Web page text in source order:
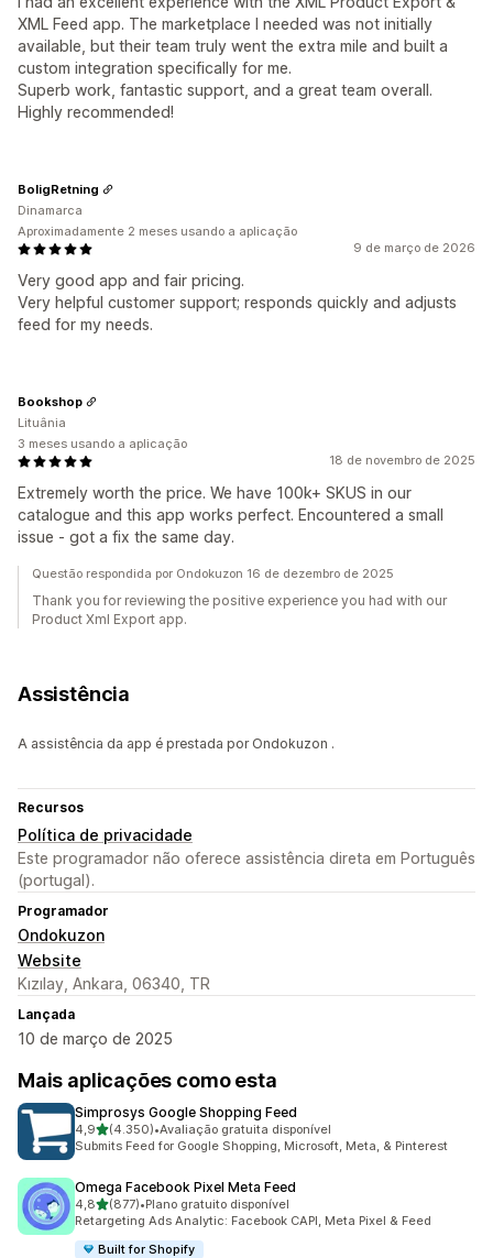
XML Feed app. The marketplace I needed was not initially
available, but their team truly went the extra mile and built a
custom integration specifically for me.
Superb work, fantastic support, and a great team overall.
Highly recommended!
9 de março de 2026
Very good app and fair pricing.
Very helpful customer support; responds quickly and adjusts
feed for my needs.
BoligRetning
Dinamarca
Aproximadamente 2 meses usando a aplicação
18 de novembro de 2025
Extremely worth the price. We have 100k+ SKUS in our
catalogue and this app works perfect. Encountered a small
issue - got a fix the same day.
Bookshop
Lituânia
3 meses usando a aplicação
Questão respondida por Ondokuzon 16 de dezembro de 2025
Thank you for reviewing the positive experience you had with our
Product Xml Export app.
Assistência
A assistência da app é prestada por Ondokuzon .
Recursos
Política de privacidade
Este programador não oferece assistência direta em Português
(portugal).
Programador
Ondokuzon
Website
Kızılay, Ankara, 06340, TR
Lançada
10 de março de 2025
Mais aplicações como esta
Simprosys Google Shopping Feed
4,9de 5 estrelas
(4.350)
4350 total de avaliações
•Avaliação gratuita disponível
Submits Feed for Google Shopping, Microsoft, Meta, & Pinterest
Omega Facebook Pixel Meta Feed
4,8de 5 estrelas
(877)
877 total de avaliações
•Plano gratuito disponível
Retargeting Ads Analytic: Facebook CAPI, Meta Pixel & Feed
Built for Shopify